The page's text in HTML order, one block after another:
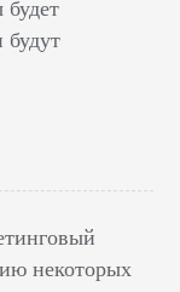
будут
некоторых